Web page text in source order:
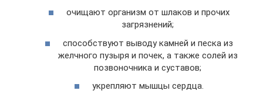
очищают организм от шлаков и прочих
загрязнений;
способствуют выводу камней и песка из
желчного пузыря и почек, а также солей из
позвоночника и суставов;
укрепляют мышцы сердца.